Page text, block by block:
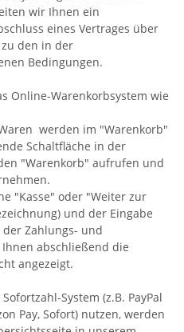
wir Ihnen ein
eines Vertrages über
den in der
Bedingungen.
Online-Warenkorbsystem wie
werden im "Warenkorb"
Schaltfläche in der
"Warenkorb" aufrufen und
"Kasse" oder "Weiter zur
und der Eingabe
Zahlungs- und
abschließend die
angezeigt.
System (z.B. PayPal
Pay, Sofort) nutzen, werden